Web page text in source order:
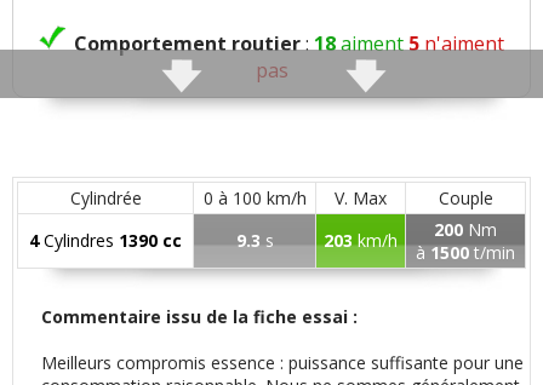
Comportement routier:18aiment5n'aiment
pas
Consistance direction:1n'aime pas
Freinage:5aiment3n'aiment pas
Agrément: 28aiment 9n'aiment pas
Poids:1 n'aime pas
Cylindrée 0 à 100 km/h V. Max
Couple
4Cylindres 1390 cc 9.3 s 203km/h 200 Nm
à1500t/min
Commentaire issu de la fiche essai :
Meilleurs compromis essence : puissance suffisante pour une